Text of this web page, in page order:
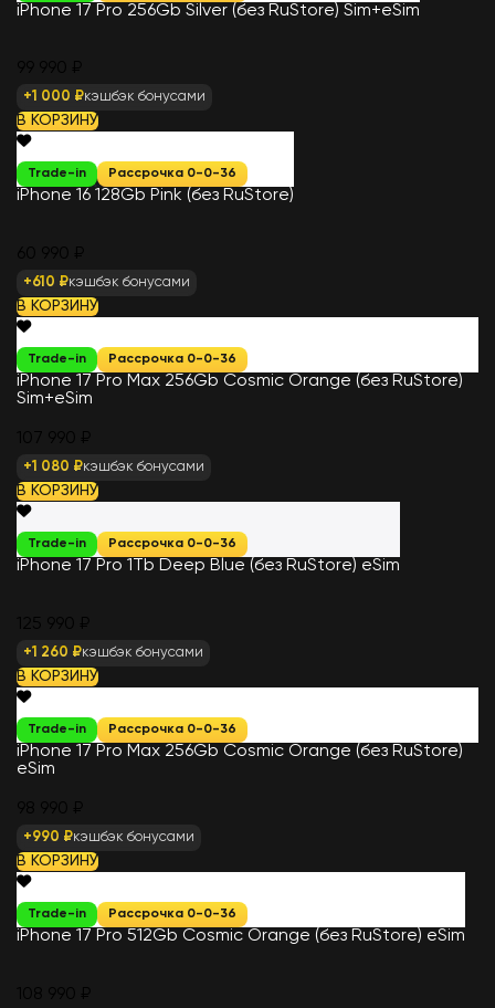
iPhone 17 Pro 256Gb Silver (без RuStore) Sim+eSim
+1 000 ₽кэшбэк бонусами
В КОРЗИНУ
Trade-in Рассрочка 0-0-36
iPhone 16 128Gb Pink (без RuStore)
+610 ₽кэшбэк бонусами
В КОРЗИНУ
Trade-in Рассрочка 0-0-36
iPhone 17 Pro Max 256Gb Cosmic Orange (без RuStore)
Sim+eSim
+1 080 ₽кэшбэк бонусами
В КОРЗИНУ
Trade-in Рассрочка 0-0-36
iPhone 17 Pro 1Tb Deep Blue (без RuStore) eSim
+1 260 ₽кэшбэк бонусами
В КОРЗИНУ
Trade-in Рассрочка 0-0-36
iPhone 17 Pro Max 256Gb Cosmic Orange (без RuStore)
eSim
+990 ₽кэшбэк бонусами
В КОРЗИНУ
Trade-in Рассрочка 0-0-36
iPhone 17 Pro 512Gb Cosmic Orange (без RuStore) eSim